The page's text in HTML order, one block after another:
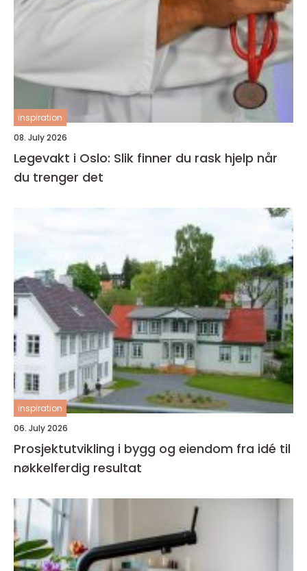
inspiration
08. July 2026
Legevakt i Oslo: Slik finner du rask hjelp når
du trenger det
inspiration
06. July 2026
Prosjektutvikling i bygg og eiendom fra idé til
nøkkelferdig resultat